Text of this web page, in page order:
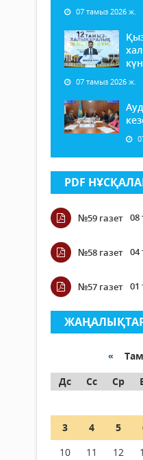
07 тамыз 2026 ж.
07 тамыз 2026 ж.
PDF
№59 газет 08
№58 газет 04
№57 газет 01
«
Дс
Сс Ср
3
4 5
10
11 12